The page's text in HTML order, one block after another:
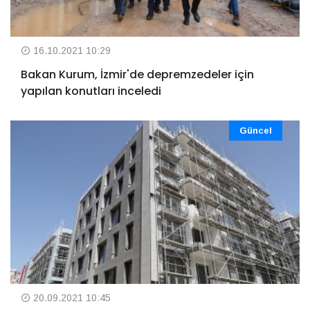
16.10.2021 10:29
Bakan Kurum, İzmir'de depremzedeler için
yapılan konutları inceledi
Güncel
20.09.2021 10:45